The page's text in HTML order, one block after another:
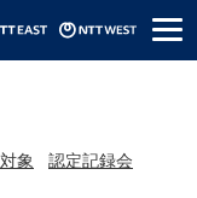
メ
ニ
象 認定記録会